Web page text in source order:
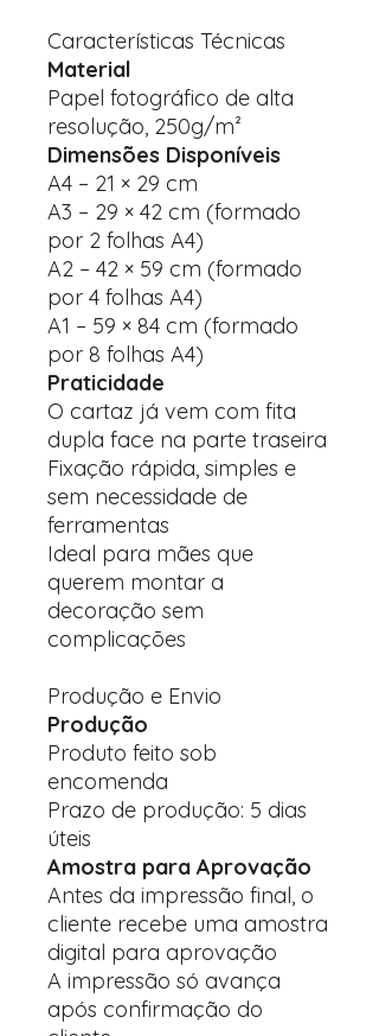
Características Técnicas
Material
Papel fotográfico de alta
resolução, 250g/m²
Dimensões Disponíveis
A4 – 21 × 29 cm
A3 – 29 × 42 cm (formado
por 2 folhas A4)
A2 – 42 × 59 cm (formado
por 4 folhas A4)
A1 – 59 × 84 cm (formado
por 8 folhas A4)
Praticidade
O cartaz já vem com fita
dupla face na parte traseira
Fixação rápida, simples e
sem necessidade de
ferramentas
Ideal para mães que
querem montar a
decoração sem
complicações
Produção e Envio
Produção
Produto feito sob
encomenda
Prazo de produção: 5 dias
úteis
Amostra para Aprovação
Antes da impressão final, o
cliente recebe uma amostra
digital para aprovação
A impressão só avança
após confirmação do